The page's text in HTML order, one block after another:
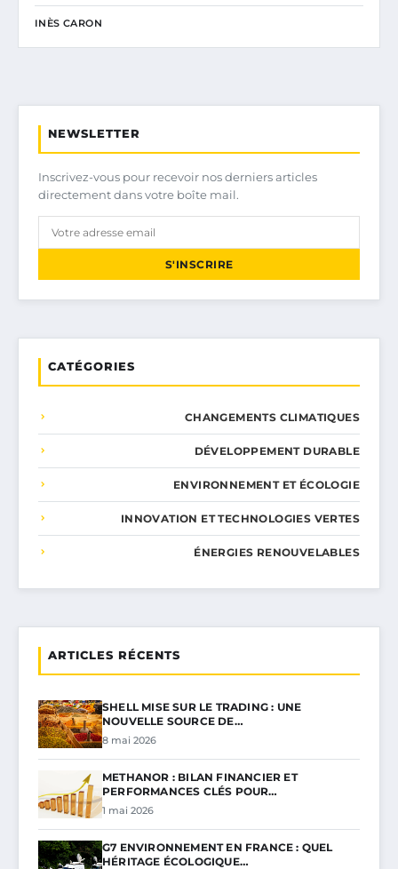
INÈS CARON
NEWSLETTER
Inscrivez-vous pour recevoir nos derniers articles
directement dans votre boîte mail.
S'INSCRIRE
CATÉGORIES
CHANGEMENTS CLIMATIQUES
DÉVELOPPEMENT DURABLE
ENVIRONNEMENT ET ÉCOLOGIE
INNOVATION ET TECHNOLOGIES VERTES
ÉNERGIES RENOUVELABLES
ARTICLES RÉCENTS
SHELL MISE SUR LE TRADING : UNE
NOUVELLE SOURCE DE…
8 mai 2026
METHANOR : BILAN FINANCIER ET
PERFORMANCES CLÉS POUR…
1 mai 2026
G7 ENVIRONNEMENT EN FRANCE : QUEL
HÉRITAGE ÉCOLOGIQUE…